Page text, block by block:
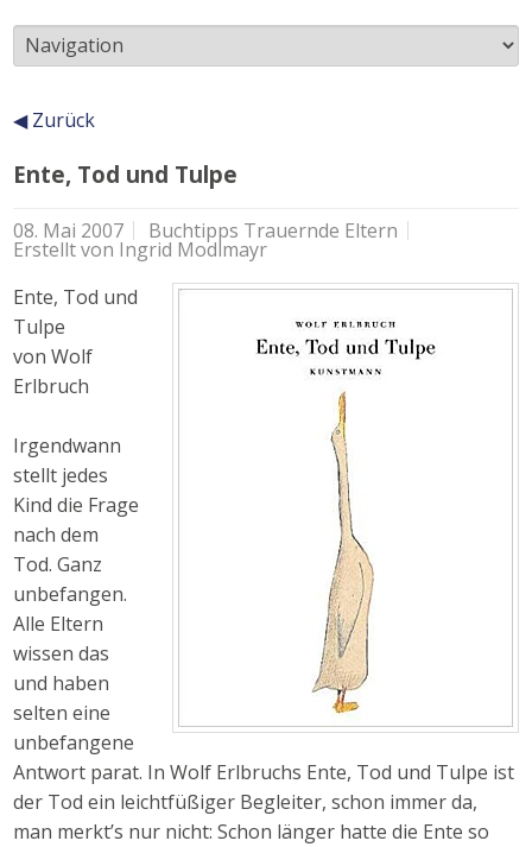
Unterseiten
◀ Zurück
Inhalt
Ente, Tod und Tulpe
08. Mai 2007 Buchtipps Trauernde Eltern
Erstellt von Ingrid Modlmayr
Ente, Tod und
Tulpe
von Wolf
Erlbruch
Irgendwann
stellt jedes
Kind die Frage
nach dem
Tod. Ganz
unbefangen.
Alle Eltern
wissen das
und haben
selten eine
unbefangene
Antwort parat. In Wolf Erlbruchs Ente, Tod und Tulpe ist
der Tod ein leichtfüßiger Begleiter, schon immer da,
man merkt’s nur nicht: Schon länger hatte die Ente so